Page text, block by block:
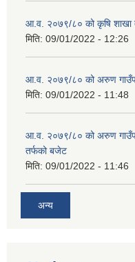
आ.व. २०७९/८० को कृषि शाखा
मिति: 09/01/2022 - 12:26
आ.व. २०७९/८० को अरुण
मिति: 09/01/2022 - 11:48
आ.व. २०७९/८० को अरुण
तर्फको बजेट
मिति: 09/01/2022 - 11:46
अन्य